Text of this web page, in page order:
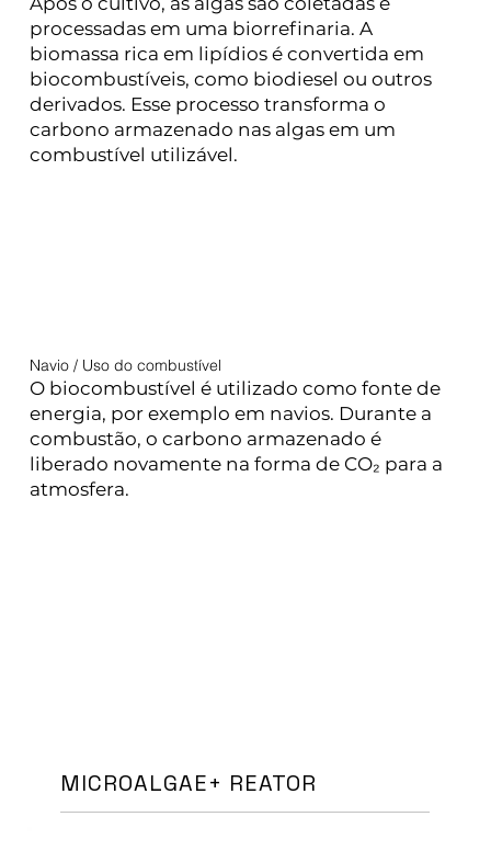
Navio / Uso do combustível
O biocombustível é utilizado como fonte de
energia, por exemplo em navios. Durante a
combustão, o carbono armazenado é
liberado novamente na forma de CO₂ para a
atmosfera.
processadas em uma biorrefinaria. A
biomassa rica em lipídios é convertida em
biocombustíveis, como biodiesel ou outros
derivados. Esse processo transforma o
carbono armazenado nas algas em um
combustível utilizável.
MICROALGAE+ REATOR